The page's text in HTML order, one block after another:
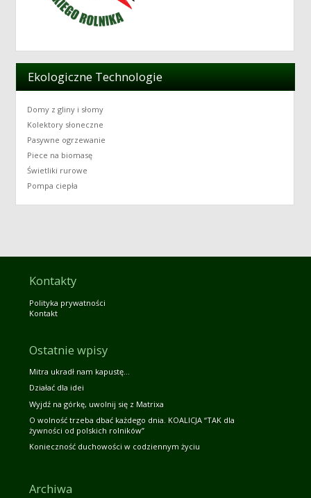
Ekologiczne Technologie
Domy z gliny i słomy
Kolektory słoneczne
Pasywne ogrzewanie
Piece na biomasę
Świetliki rurowe
Pompa ciepła
Kontakty
Polityka prywatności
Kontakt
Ostatnie wpisy
Mitra ukradł nam kapustę…
Działać dla idei
Wyjdź na górkę, uwolnij się z Matrixa
O wolność trzeba dbać każdego dnia. KOALICJA “TAK dla
żywności od polskich rolników”
Konieczność duchowości w codziennym życiu
Archiwa